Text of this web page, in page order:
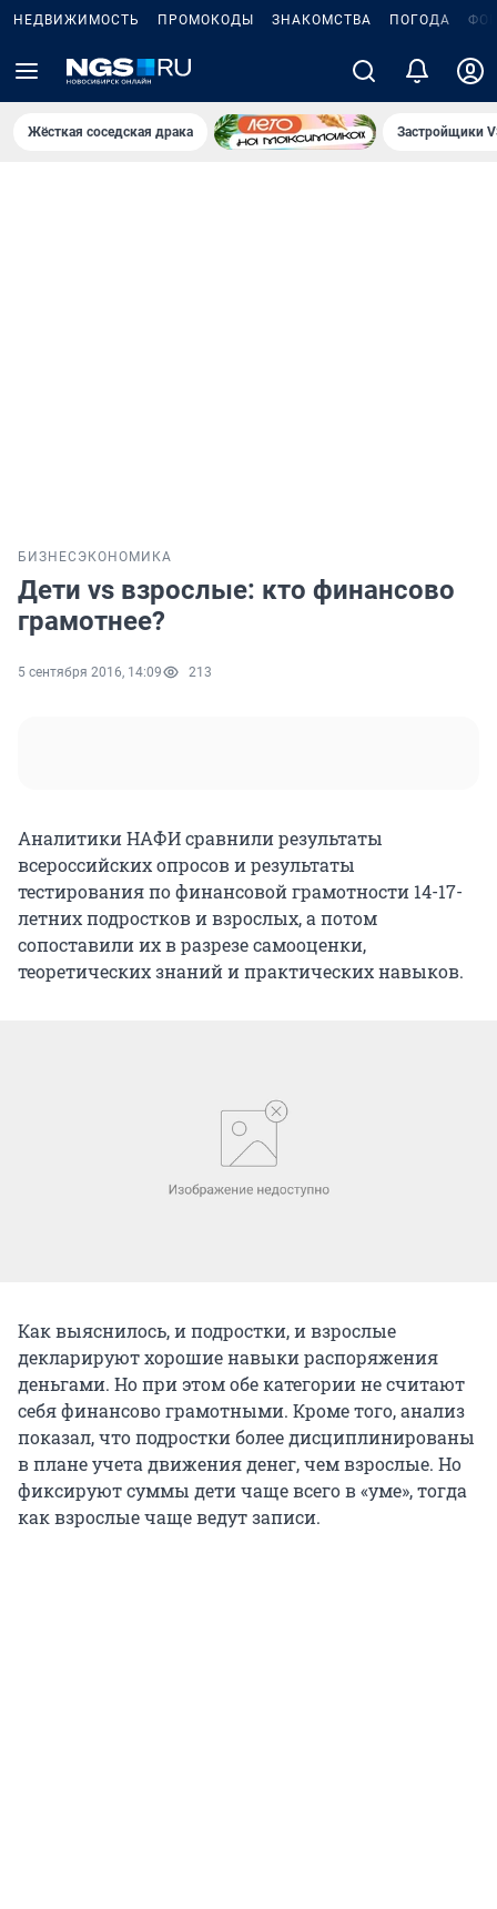
НЕДВИЖИМОСТЬ ПРОМОКОДЫ ЗНАКОМСТВА ПОГОДА
Жёсткая соседская драка Застройщики
БИЗНЕС ЭКОНОМИКА
Дети vs взрослые: кто финансово
грамотнее?
5 сентября 2016, 14:09 213
Аналитики НАФИ сравнили результаты
всероссийских опросов и результаты
тестирования по финансовой грамотности 14-17-
летних подростков и взрослых, а потом
сопоставили их в разрезе самооценки,
теоретических знаний и практических навыков.
Как выяснилось, и подростки, и взрослые
декларируют хорошие навыки распоряжения
деньгами. Но при этом обе категории не считают
себя финансово грамотными. Кроме того, анализ
показал, что подростки более дисциплинированы
в плане учета движения денег, чем взрослые. Но
фиксируют суммы дети чаще всего в «уме», тогда
как взрослые чаще ведут записи.